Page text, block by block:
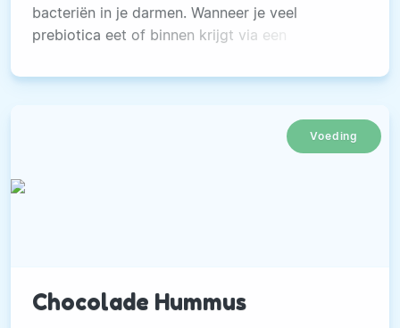
bacteriën in je darmen. Wanneer je veel
prebiotica eet of binnen krijgt via een
Voeding
Chocolade Hummus